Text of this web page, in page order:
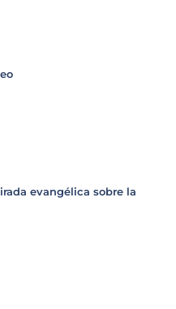
evangélica sobre la